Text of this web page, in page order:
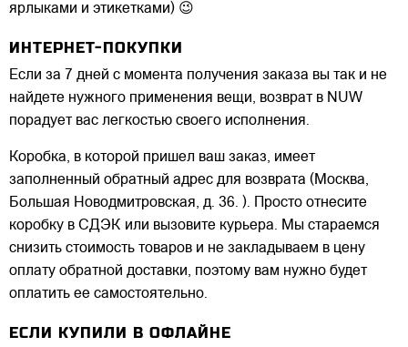
ярлыками и этикетками) 😉
ИНТЕРНЕТ-ПОКУПКИ
Если за 7 дней с момента получения заказа вы так и не
найдете нужного применения вещи, возврат в NUW
порадует вас легкостью своего исполнения.
Коробка, в которой пришел ваш заказ, имеет
заполненный обратный адрес для возврата (Москва,
Большая Новодмитровская, д. 36. ). Просто отнесите
коробку в СДЭК или вызовите курьера. Мы стараемся
снизить стоимость товаров и не закладываем в цену
оплату обратной доставки, поэтому вам нужно будет
оплатить ее самостоятельно.
ЕСЛИ КУПИЛИ В ОФЛАЙНЕ